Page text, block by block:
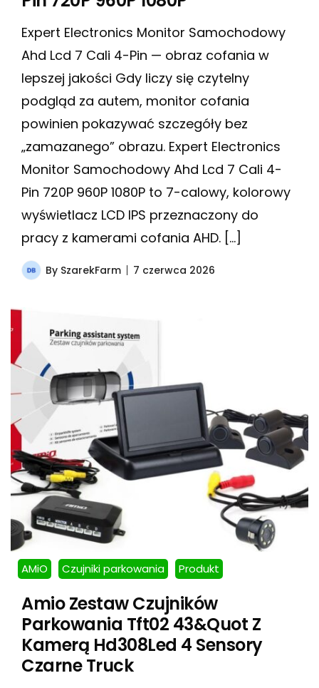
Expert Electronics Monitor Samochodowy
Ahd Lcd 7 Cali 4-Pin — obraz cofania w
lepszej jakości Gdy liczy się czytelny
podgląd za autem, monitor cofania
powinien pokazywać szczegóły bez
„zamazanego” obrazu. Expert Electronics
Monitor Samochodowy Ahd Lcd 7 Cali 4-
Pin 720P 960P 1080P to 7-calowy, kolorowy
wyświetlacz LCD IPS przeznaczony do
pracy z kamerami cofania AHD. […]
By SzarekFarm 7 czerwca 2026
AMiO Czujniki parkowania Produkt
Amio Zestaw Czujników
Parkowania Tft02 43&Quot Z
Kamerą Hd308Led 4 Sensory
Czarne Truck